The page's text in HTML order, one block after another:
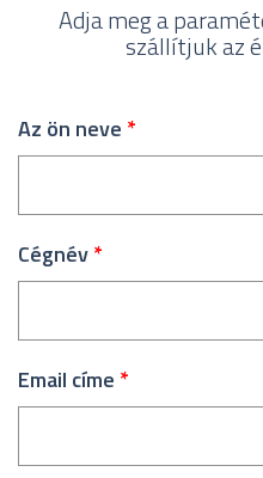
Adja meg a
szállítjuk az
Az ön neve *
Cégnév*
Email címe *